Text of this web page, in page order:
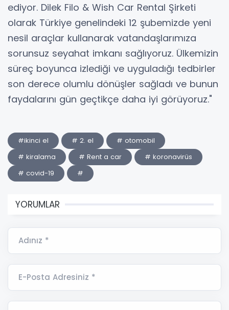
ediyor. Dilek Filo & Wish Car Rental Şirketi
olarak Türkiye genelindeki 12 şubemizde yeni
nesil araçlar kullanarak vatandaşlarımıza
sorunsuz seyahat imkanı sağlıyoruz. Ülkemizin
süreç boyunca izlediği ve uyguladığı tedbirler
son derece olumlu dönüşler sağladı ve bunun
faydalarını gün geçtikçe daha iyi görüyoruz."
#ikinci el # 2. el
# otomobil
# kiralama
# Rent a car
# koronavirüs
# covid-19
#
YORUMLAR
Adınız *
E-Posta Adresiniz *